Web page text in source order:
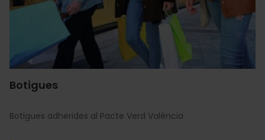
Botigues
Botigues adherides al Pacte Verd València